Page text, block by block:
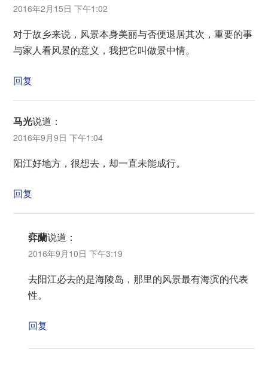
2016年2月15日 下午1:02
对于故乡来说，风景本身美丽与否便退居其次，重要的事
与家人看风景的意义，我把它叫做景中情。
回复
马光说道：
2016年9月9日 下午1:04
阳江好地方，很想去，却一直未能成行。
回复
弈蘭说道：
2016年9月10日 下午3:19
去阳江必去的是海陵岛，那里的风景最有海滨的代表
性。
回复